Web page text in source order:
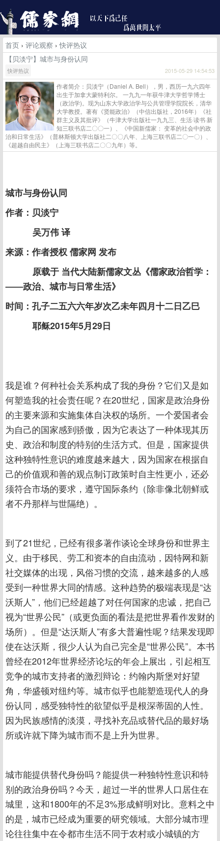
首页 › 评论观察 ›快评热议
【贝淡宁】城市与身份认同
快评热议 2015-05-29 14:54:53
作者简介：贝淡宁（Daniel A. Bell），男，西历一九六四年
出生于加拿大蒙特利尔。 一九九一年获牛津大学哲学博士
（政治学)。现为山东大学政治学与公共管理学院院长，清华
大学教授。著有《贤能政治》（中信出版社，2016年）《社
群主义及其批评》（牛津大学出版社一九九三、生活·读书·新
知三联书店二〇〇一）、《中国新儒家： 变革的社会中的政
治和日常生活》（普林斯顿大学出版社二〇〇八年、上海三联书店二〇一〇）、
《超越自由民主》（上海三联书店二〇〇九年）等。
城市与身份认同
作者：贝淡宁
吴万伟 译
来源：作者授权 儒家网 发布
原载于 当代大陆新儒家文丛《儒家政治哲学：
――政治、城市与日常生活》
时间：孔子二五六六年岁次乙未年四月十二日乙巳
耶稣2015年5月29日
我是谁？何种社会关系构成了我的身份？它们又是如
何塑造我的社会责任呢？在20世纪，国家是政治身份
的主要来源和实施集体自决权的场所。一个爱国者会
为自己的国家感到骄傲，因为它表达了一种体现其历
史、政治和制度的特别的生活方式。但是，国家提供
这种独特性意识的难度越来越大，因为国家在根据自
己的价值观和善的观点制订政策时自主性更小，还必
须符合市场的要求，遵守国际条约（除非像北朝鲜或
者不丹那样与世隔绝）。
到了21世纪，已经有很多著作谈论全球身份和世界主
义。由于移民、劳工和资本的自由流动，因特网和新
社交媒体的出现，风俗习惯的交流，越来越多的人感
受到一种世界大同的情感。这种趋势的极端表现是“达
沃斯人”，他们已经超越了对任何国家的忠诚，把自己
视为“世界公民”（或更负面的看法是把世界看作发财的
场所）。但是“达沃斯人”有多大普遍性呢？结果发现即
使在达沃斯，很少人认为自己完全是“世界公民”。本书
曾经在2012年世界经济论坛的年会上展出，引起相互
竞争的城市支持者的激烈辩论：约翰内斯堡对好望
角，华盛顿对纽约等。城市似乎也能塑造现代人的身
份认同，感受独特性的欲望似乎是根深蒂固的人性。
因为民族感情的淡漠，寻找补充品或替代品的最好场
所或许就下降为城市而不是上升为世界。
城市能提供替代身份吗？能提供一种独特性意识和特
别的政治身份吗？今天，超过一半的世界人口居住在
城里，这和1800年的不足3%形成鲜明对比。意料之中
的是，城市已经成为重要的研究领域。大部分城市理
论往往集中在令都市生活不同于农村或小城镇的方